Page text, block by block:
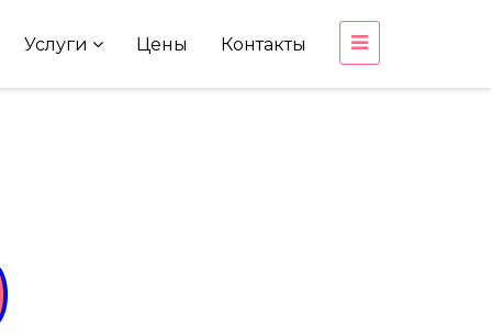
Услуги Цены Контакты